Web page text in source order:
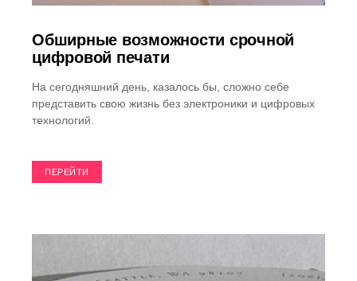
Обширные возможности срочной
цифровой печати
На сегодняшний день, казалось бы, сложно себе
представить свою жизнь без электроники и цифровых
технологий.
ПЕРЕЙТИ